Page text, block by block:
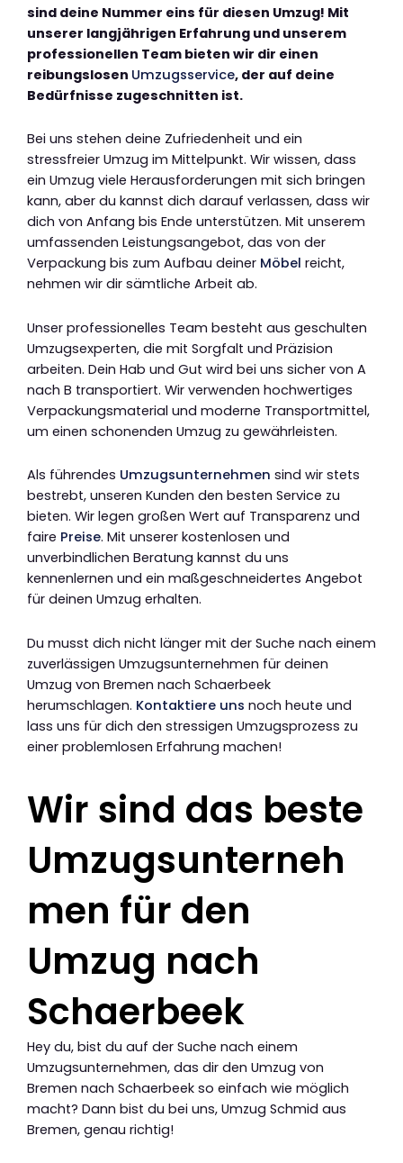
sind deine Nummer eins für diesen Umzug! Mit
unserer langjährigen Erfahrung und unserem
professionellen Team bieten wir dir einen
reibungslosen Umzugsservice, der auf deine
Bedürfnisse zugeschnitten ist.
Bei uns stehen deine Zufriedenheit und ein
stressfreier Umzug im Mittelpunkt. Wir wissen, dass
ein Umzug viele Herausforderungen mit sich bringen
kann, aber du kannst dich darauf verlassen, dass wir
dich von Anfang bis Ende unterstützen. Mit unserem
umfassenden Leistungsangebot, das von der
Verpackung bis zum Aufbau deiner Möbel reicht,
nehmen wir dir sämtliche Arbeit ab.
Unser professionelles Team besteht aus geschulten
Umzugsexperten, die mit Sorgfalt und Präzision
arbeiten. Dein Hab und Gut wird bei uns sicher von A
nach B transportiert. Wir verwenden hochwertiges
Verpackungsmaterial und moderne Transportmittel,
um einen schonenden Umzug zu gewährleisten.
Als führendes Umzugsunternehmen sind wir stets
bestrebt, unseren Kunden den besten Service zu
bieten. Wir legen großen Wert auf Transparenz und
faire Preise. Mit unserer kostenlosen und
unverbindlichen Beratung kannst du uns
kennenlernen und ein maßgeschneidertes Angebot
für deinen Umzug erhalten.
Du musst dich nicht länger mit der Suche nach einem
zuverlässigen Umzugsunternehmen für deinen
Umzug von Bremen nach Schaerbeek
herumschlagen. Kontaktiere uns noch heute und
lass uns für dich den stressigen Umzugsprozess zu
einer problemlosen Erfahrung machen!
Wir sind das beste
Umzugsunterneh
men für den
Umzug nach
Schaerbeek
Hey du, bist du auf der Suche nach einem
Umzugsunternehmen, das dir den Umzug von
Bremen nach Schaerbeek so einfach wie möglich
macht? Dann bist du bei uns, Umzug Schmid aus
Bremen, genau richtig!